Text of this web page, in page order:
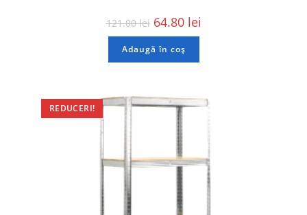
121.00lei 64.80 lei
Adaugă în coș
REDUCERI!